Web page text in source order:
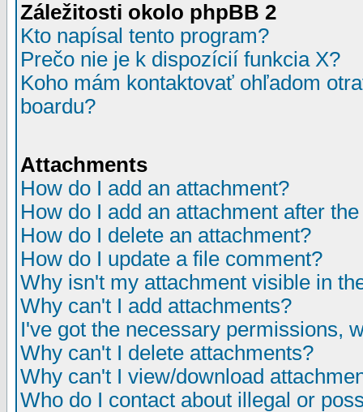
Záležitosti okolo phpBB 2
Kto napísal tento program?
Prečo nie je k dispozícií funkcia X?
Koho mám kontaktovať ohľadom
boardu?
Attachments
How do I add an attachment?
How do I add an attachment after
How do I delete an attachment?
How do I update a file comment?
Why isn't my attachment visible in
Why can't I add attachments?
I've got the necessary permissions,
Why can't I delete attachments?
Why can't I view/download
Who do I contact about illegal or